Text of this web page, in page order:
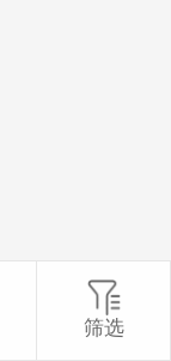
筛选